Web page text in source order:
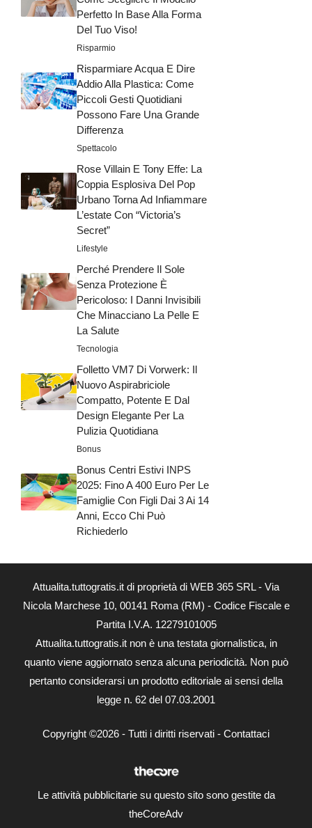
Perfetto In Base Alla Forma
Del Tuo Viso!
Risparmio
Risparmiare Acqua E Dire
Addio Alla Plastica: Come
Piccoli Gesti Quotidiani
Possono Fare Una Grande
Differenza
Spettacolo
Rose Villain E Tony Effe: La
Coppia Esplosiva Del Pop
Urbano Torna Ad Infiammare
L’estate Con “Victoria’s
Secret”
Lifestyle
Perché Prendere Il Sole
Senza Protezione È
Pericoloso: I Danni Invisibili
Che Minacciano La Pelle E
La Salute
Tecnologia
Folletto VM7 Di Vorwerk: Il
Nuovo Aspirabriciole
Compatto, Potente E Dal
Design Elegante Per La
Pulizia Quotidiana
Bonus
Bonus Centri Estivi INPS
2025: Fino A 400 Euro Per Le
Famiglie Con Figli Dai 3 Ai 14
Anni, Ecco Chi Può
Richiederlo
Attualita.tuttogratis.it di proprietà di WEB 365 SRL - Via
Nicola Marchese 10, 00141 Roma (RM) - Codice Fiscale e
Partita I.V.A. 12279101005
Attualita.tuttogratis.it non è una testata giornalistica, in
quanto viene aggiornato senza alcuna periodicità. Non può
pertanto considerarsi un prodotto editoriale ai sensi della
legge n. 62 del 07.03.2001
Copyright ©2026 - Tutti i diritti riservati - Contattaci
Le attività pubblicitarie su questo sito sono gestite da
theCoreAdv